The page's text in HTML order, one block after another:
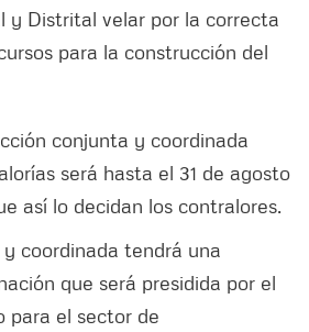
y Distrital velar por la correcta
para la construcción del
conjunta y coordinada
será hasta el 31 de agosto
así lo decidan los contralores.
coordinada tendrá una
que será presidida por el
para el sector de